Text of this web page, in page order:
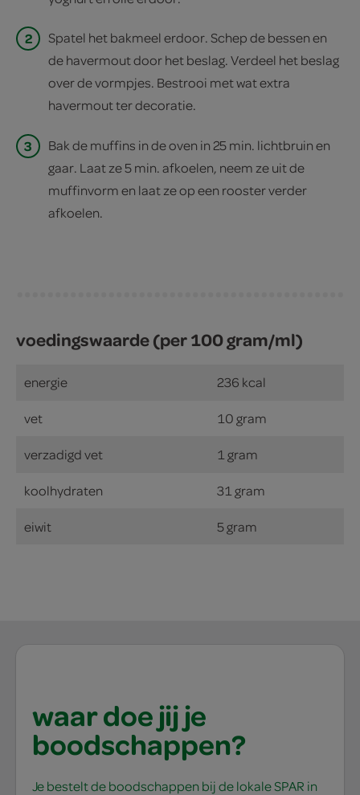
2
Spatel het bakmeel erdoor. Schep de bessen en
de havermout door het beslag. Verdeel het beslag
over de vormpjes. Bestrooi met wat extra
havermout ter decoratie.
3
Bak de muffins in de oven in 25 min. lichtbruin en
gaar. Laat ze 5 min. afkoelen, neem ze uit de
muffinvorm en laat ze op een rooster verder
afkoelen.
voedingswaarde (per 100 gram/ml)
energie 236 kcal
vet 10 gram
verzadigd vet 1 gram
koolhydraten 31 gram
eiwit 5 gram
waar doe jij je
boodschappen?
Je bestelt de boodschappen bij de lokale SPAR in